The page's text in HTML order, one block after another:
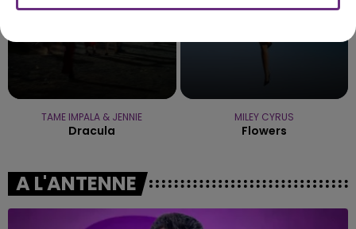
TAME IMPALA & JENNIE
Dracula
MILEY CYRUS
Flowers
A L'ANTENNE